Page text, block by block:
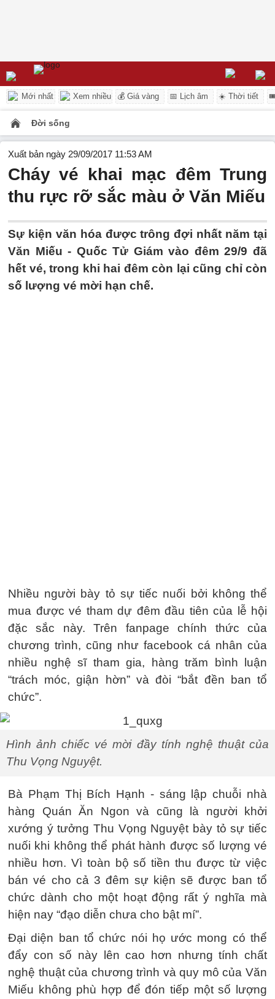
Mới nhất Xem nhiều 💰 Giá vàng 📅 Lịch âm ☀️ Thời tiết
Đời sống
Xuất bản ngày 29/09/2017 11:53 AM
Cháy vé khai mạc đêm Trung
thu rực rỡ sắc màu ở Văn Miếu
Sự kiện văn hóa được trông đợi nhất năm tại
Văn Miếu - Quốc Tử Giám vào đêm 29/9 đã
hết vé, trong khi hai đêm còn lại cũng chỉ còn
số lượng vé mời hạn chế.
Nhiều người bày tỏ sự tiếc nuối bởi không thể
mua được vé tham dự đêm đầu tiên của lễ hội
đặc sắc này. Trên fanpage chính thức của
chương trình, cũng như facebook cá nhân của
nhiều nghệ sĩ tham gia, hàng trăm bình luận
“trách móc, giận hờn” và đòi “bắt đền ban tổ
chức”.
Hình ảnh chiếc vé mời đầy tính nghệ thuật của
Thu Vọng Nguyệt.
Bà Phạm Thị Bích Hạnh - sáng lập chuỗi nhà
hàng Quán Ăn Ngon và cũng là người khởi
xướng ý tưởng Thu Vọng Nguyệt bày tỏ sự tiếc
nuối khi không thể phát hành được số lượng vé
nhiều hơn. Vì toàn bộ số tiền thu được từ việc
bán vé cho cả 3 đêm sự kiện sẽ được ban tổ
chức dành cho một hoạt động rất ý nghĩa mà
hiện nay “đạo diễn chưa cho bật mí”.
Đại diện ban tổ chức nói họ ước mong có thể
đẩy con số này lên cao hơn nhưng tính chất
nghệ thuật của chương trình và quy mô của Văn
Miếu không phù hợp để đón tiếp một số lượng